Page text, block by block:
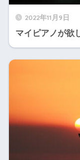
2022年11月9日
マイピアノが欲